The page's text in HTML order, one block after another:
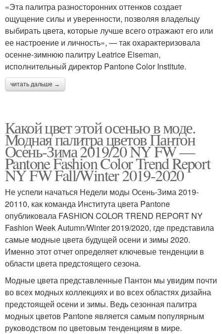
«Эта палитра разносторонних оттенков создает
ощущение силы и уверенности, позволяя владельцу
выбирать цвета, которые лучше всего отражают его или
ее настроение и личность», — так охарактеризовала
осенне-зимнюю палитру Leatrice Eiseman,
исполнительный директор Pantone Color Institute.
читать дальше →
Какой цвет этой осенью в моде.
Модная палитра цветов Пантон
Осень-Зима 2019/20 NY FW —
Pantone Fashion Color Trend Report
NY FW Fall/Winter 2019-2020
Не успели начаться Недели моды Осень-Зима 2019-
20110, как команда Института цвета Pantone
опубликовала FASHION COLOR TREND REPORT NY
Fashion Week Autumn/Winter 2019/2020, где представила
самые модные цвета будущей осени и зимы 2020.
Именно этот отчет определяет ключевые тенденции в
области цвета предстоящего сезона.
Модные цвета представленные Пантон мы увидим почти
во всех модных коллекциях и во всех областях дизайна
предстоящей осени и зимы. Ведь сезонная палитра
модных цветов Pantone является самым популярным
руководством по цветовым тенденциям в мире.